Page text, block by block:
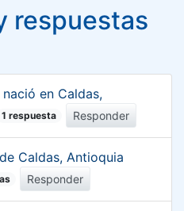
respuestas
en Caldas,
1 respuesta Responder
Caldas, Antioquia
Responder